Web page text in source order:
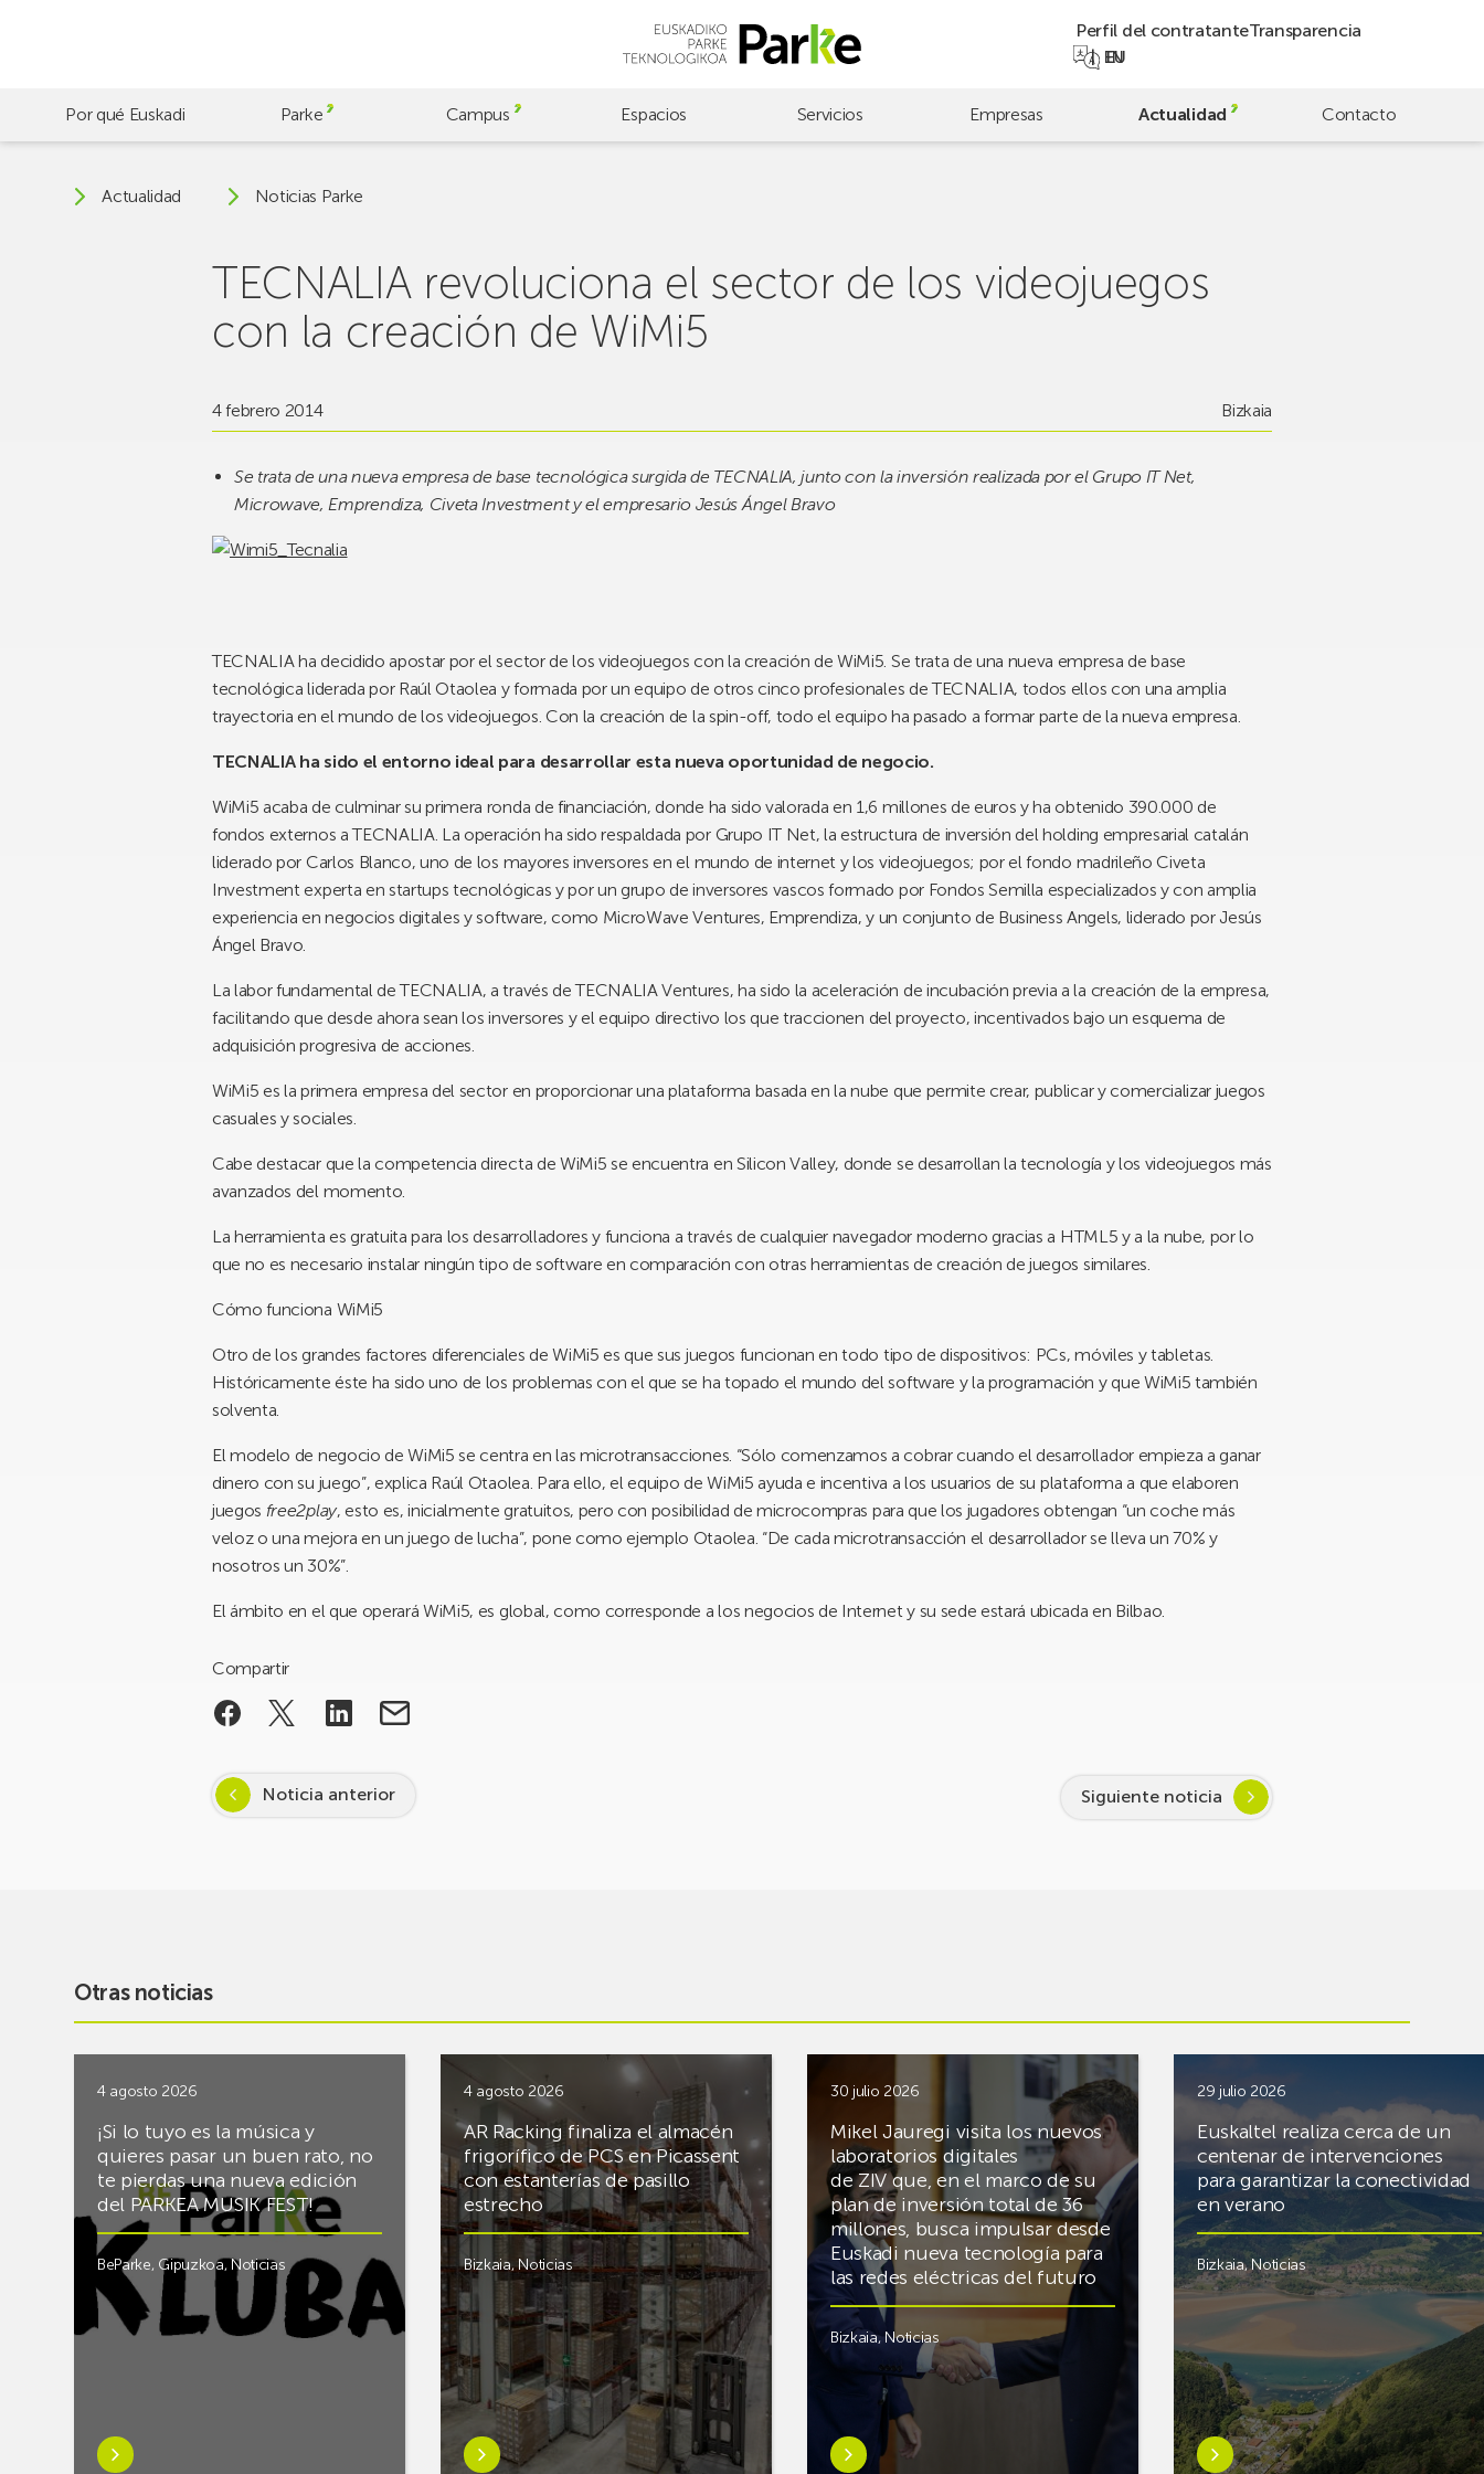
Perfil del contratanteTransparencia
EU
EN
Por qué Euskadi Parke Campus Espacios Servicios Empresas Actualidad Contacto
Actualidad Noticias Parke
TECNALIA revoluciona el sector de los videojuegos
con la creación de WiMi5
4 febrero 2014 Bizkaia
Se trata de una nueva empresa de base tecnológica surgida de TECNALIA, junto con la inversión realizada por el Grupo IT Net,
Microwave, Emprendiza, Civeta Investment y el empresario Jesús Ángel Bravo
TECNALIA ha decidido apostar por el sector de los videojuegos con la creación de WiMi5. Se trata de una nueva empresa de base
tecnológica liderada por Raúl Otaolea y formada por un equipo de otros cinco profesionales de TECNALIA, todos ellos con una amplia
trayectoria en el mundo de los videojuegos. Con la creación de la spin-off, todo el equipo ha pasado a formar parte de la nueva empresa.
TECNALIA ha sido el entorno ideal para desarrollar esta nueva oportunidad de negocio.
WiMi5 acaba de culminar su primera ronda de financiación, donde ha sido valorada en 1,6 millones de euros y ha obtenido 390.000 de
fondos externos a TECNALIA. La operación ha sido respaldada por Grupo IT Net, la estructura de inversión del holding empresarial catalán
liderado por Carlos Blanco, uno de los mayores inversores en el mundo de internet y los videojuegos; por el fondo madrileño Civeta
Investment experta en startups tecnológicas y por un grupo de inversores vascos formado por Fondos Semilla especializados y con amplia
experiencia en negocios digitales y software, como MicroWave Ventures, Emprendiza, y un conjunto de Business Angels, liderado por Jesús
Ángel Bravo.
La labor fundamental de TECNALIA, a través de TECNALIA Ventures, ha sido la aceleración de incubación previa a la creación de la empresa,
facilitando que desde ahora sean los inversores y el equipo directivo los que traccionen del proyecto, incentivados bajo un esquema de
adquisición progresiva de acciones.
WiMi5 es la primera empresa del sector en proporcionar una plataforma basada en la nube que permite crear, publicar y comercializar juegos
casuales y sociales.
Cabe destacar que la competencia directa de WiMi5 se encuentra en Silicon Valley, donde se desarrollan la tecnología y los videojuegos más
avanzados del momento.
La herramienta es gratuita para los desarrolladores y funciona a través de cualquier navegador moderno gracias a HTML5 y a la nube, por lo
que no es necesario instalar ningún tipo de software en comparación con otras herramientas de creación de juegos similares.
Cómo funciona WiMi5
Otro de los grandes factores diferenciales de WiMi5 es que sus juegos funcionan en todo tipo de dispositivos: PCs, móviles y tabletas.
Históricamente éste ha sido uno de los problemas con el que se ha topado el mundo del software y la programación y que WiMi5 también
solventa.
El modelo de negocio de WiMi5 se centra en las microtransacciones. “Sólo comenzamos a cobrar cuando el desarrollador empieza a ganar
dinero con su juego”, explica Raúl Otaolea. Para ello, el equipo de WiMi5 ayuda e incentiva a los usuarios de su plataforma a que elaboren
juegos free2play, esto es, inicialmente gratuitos, pero con posibilidad de microcompras para que los jugadores obtengan “un coche más
veloz o una mejora en un juego de lucha”, pone como ejemplo Otaolea. “De cada microtransacción el desarrollador se lleva un 70% y
nosotros un 30%”.
El ámbito en el que operará WiMi5, es global, como corresponde a los negocios de Internet y su sede estará ubicada en Bilbao.
Compartir
Noticia anterior Siguiente noticia
Otras noticias
4 agosto 2026
¡Si lo tuyo es la música y
quieres pasar un buen rato, no
te pierdas una nueva edición
del PARKEA MUSIK FEST!
BeParke, Gipuzkoa,Noticias
Saber
4 agosto 2026
AR Racking finaliza el almacén
frigorífico de PCS en Picassent
con estanterías de pasillo
estrecho
Bizkaia,Noticias
Saber
30 julio 2026
Mikel Jauregi visita los nuevos
laboratorios digitales
de ZIV que, en el marco de su
plan de inversión total de 36
millones, busca impulsar desde
Euskadi nueva tecnología para
las redes eléctricas del futuro
Bizkaia,Noticias
Saber
29 julio 2026
Euskaltel realiza cerca de un
centenar de intervenciones
para garantizar la conectividad
en verano
Bizkaia,Noticias
Saber